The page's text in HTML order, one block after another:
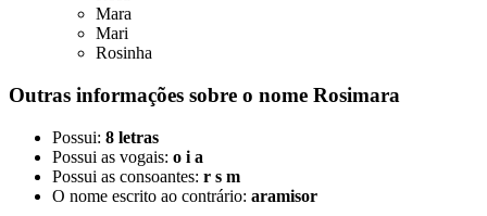
Mara
Mari
Rosinha
Outras informações sobre o nome Rosimara
Possui: 8 letras
Possui as vogais: o i a
Possui as consoantes: r s m
O nome escrito ao contrário: aramisor